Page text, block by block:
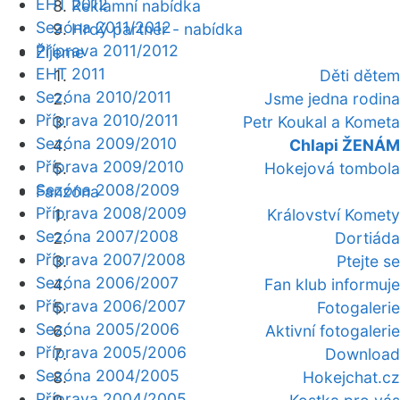
Reklamní nabídka
Hrdý partner - nabídka
Žijeme
Děti dětem
Jsme jedna rodina
Petr Koukal a Kometa
Chlapi ŽENÁM
Hokejová tombola
Fanzóna
Království Komety
Dortiáda
Ptejte se
Fan klub informuje
Fotogalerie
Aktivní fotogalerie
Download
Hokejchat.cz
EHT 2012
Sezóna 2011/2012
Příprava 2011/2012
EHT 2011
Sezóna 2010/2011
Příprava 2010/2011
Sezóna 2009/2010
Příprava 2009/2010
Sezóna 2008/2009
Příprava 2008/2009
Sezóna 2007/2008
Příprava 2007/2008
Sezóna 2006/2007
Příprava 2006/2007
Sezóna 2005/2006
Příprava 2005/2006
Sezóna 2004/2005